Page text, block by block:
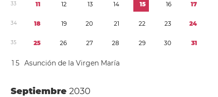
33 11 12 13 14 15 16 17
34 18 19 20 21 22 23 24
35 25 26 27 28 29 30 31
1 5 Asunción de la Virgen María
Septiembre2030